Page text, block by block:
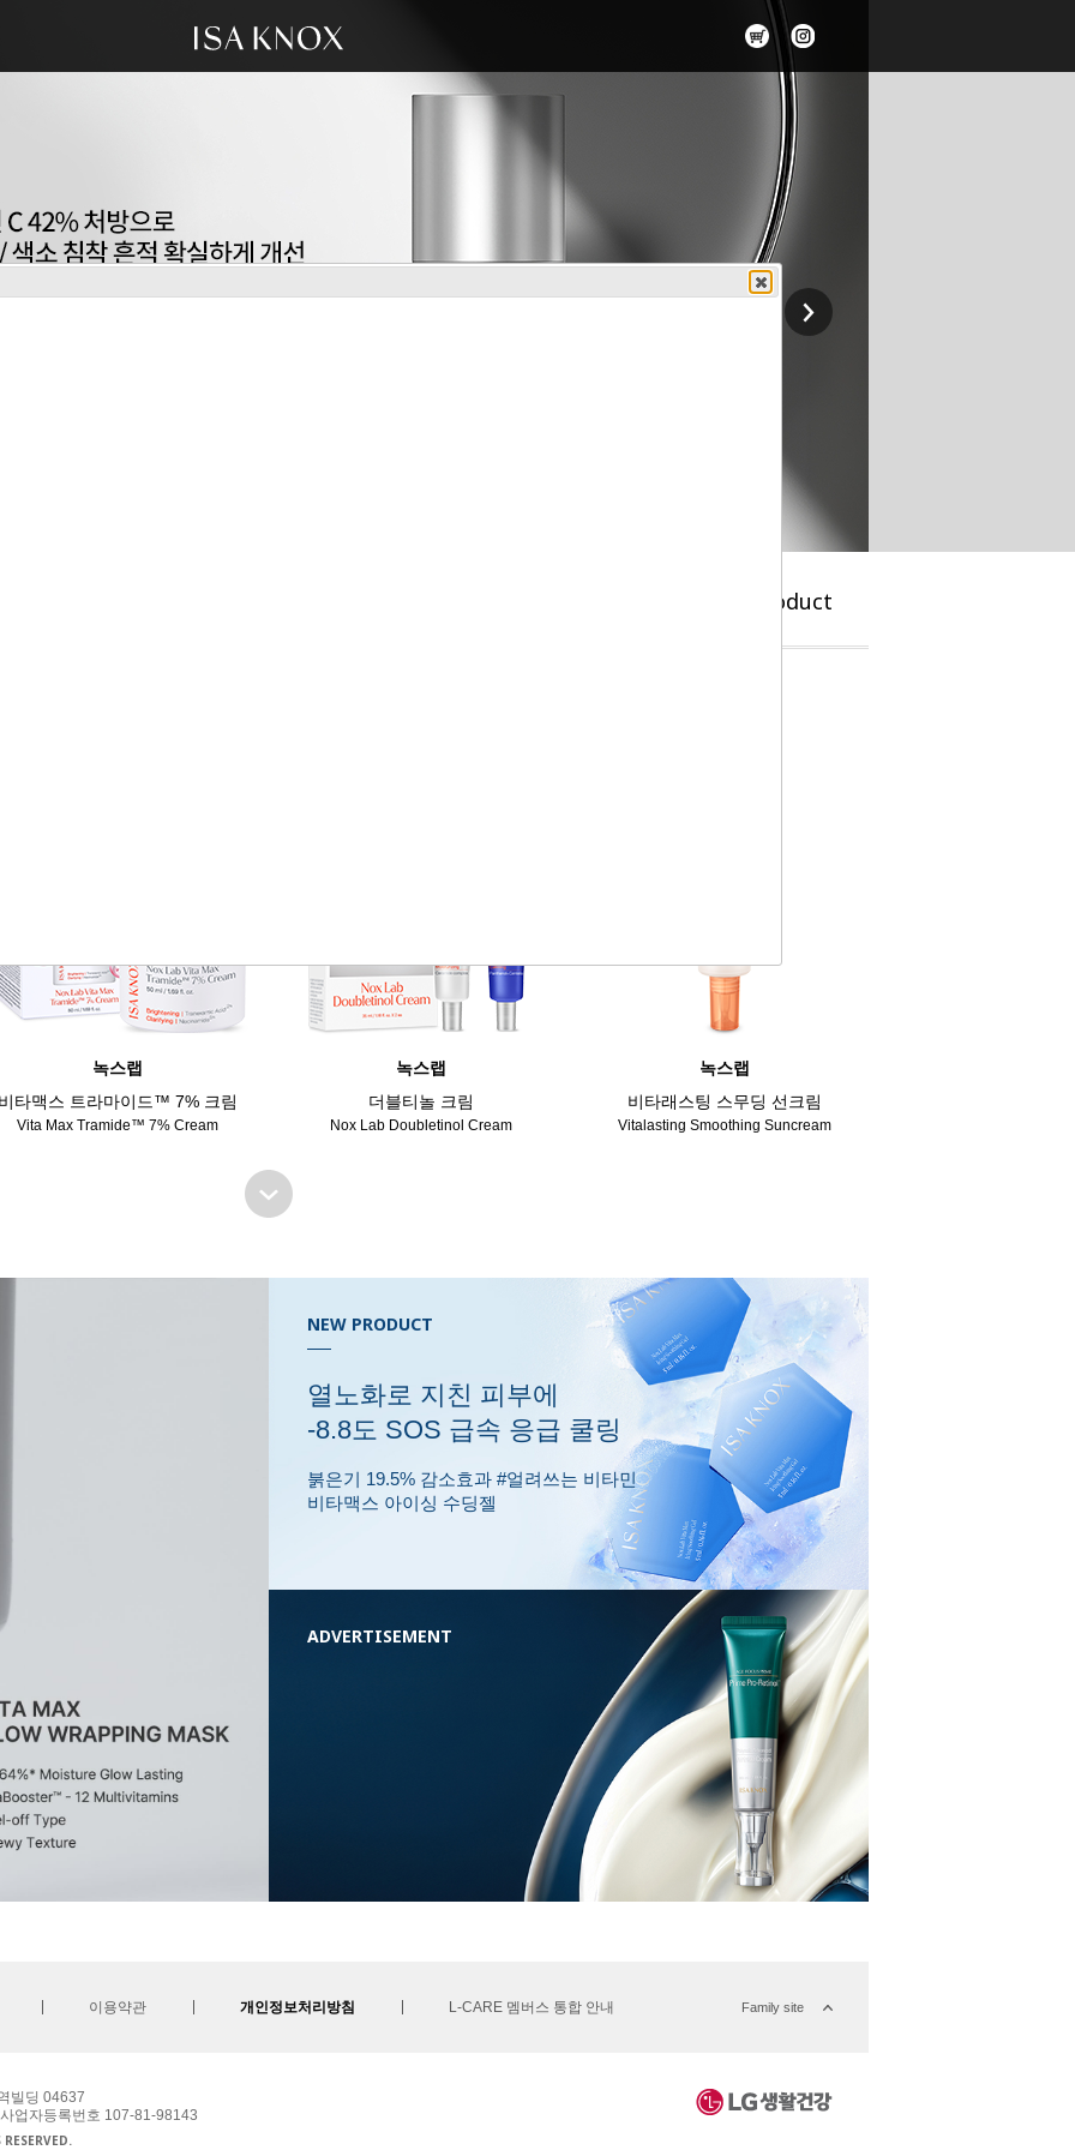
Product
녹스랩
타맥스 트라마이드™ 7% 크림
Vita Max Tramide™ 7% Cream
녹스랩
더블티놀 크림
Nox Lab Doubletinol Cream
녹스랩
비타래스팅 스무딩 선크림
Vitalasting Smoothing Suncream
NEW PRODUCT
열노화로 지친 피부에
-8.8도 SOS 급속 응급 쿨링
붉은기 19.5% 감소효과 #얼려쓰는 비타민
비타맥스 아이싱 수딩젤
ADVERTISEMENT
이용약관 개인정보처리방침 L-CARE 멤버스 통합 안내 Family site
빌딩 04637
업자등록번호 107-81-98143